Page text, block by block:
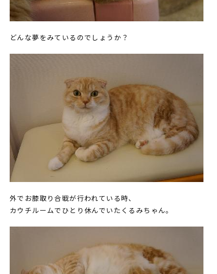
どんな夢をみているのでしょうか？
外でお膝取り合戦が行われている時、
カウチルームでひとり休んでいたくるみちゃん。